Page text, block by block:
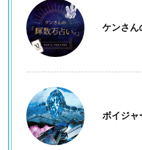
ケンさん
ボイジャ